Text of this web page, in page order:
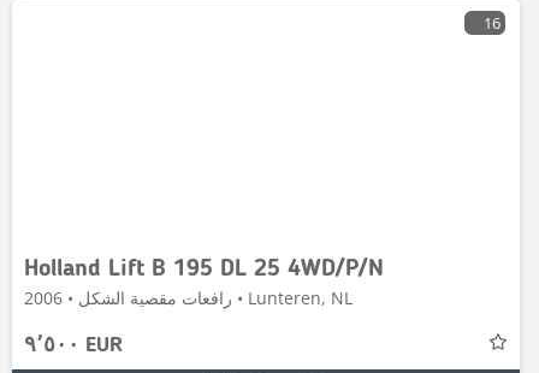
16
Holland Lift B 195 DL 25 4WD/P/N
رافعات مقصية الشكل • 2006 • Lunteren, NL
٩٬٥٠٠ EUR